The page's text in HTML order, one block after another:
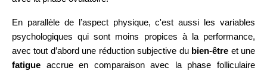
En parallèle de l’aspect physique, c'est aussi les variables
psychologiques qui sont moins propices à la performance,
avec tout d’abord une réduction subjective du bien-être et une
fatigue accrue en comparaison avec la phase folliculaire